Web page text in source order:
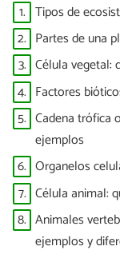
1. Tipos de
2. Partes de una
3. Célula vegetal:
4. Factores
5. Cadena trófica
ejemplos
6. Organelos
7. Célula animal:
8. Animales
ejemplos y